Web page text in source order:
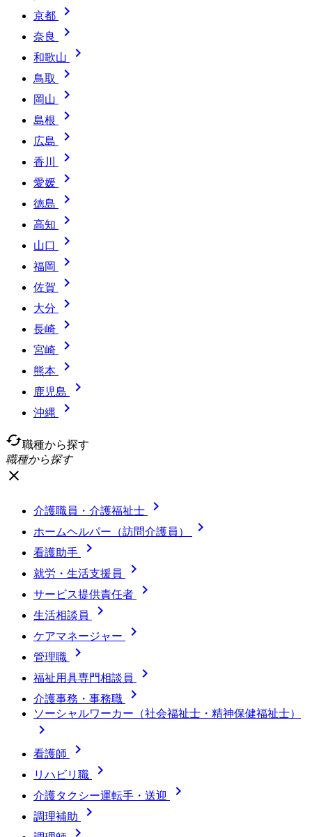
京都

奈良 
和歌山 
鳥取 
岡山 
島根 
広島 
香川 
愛媛 
徳島 
高知 
山口 
福岡 
佐賀 
大分 
長崎 
宮崎 
熊本 
鹿児島 
沖縄

cached職種から探す
職種から探す
close
介護職員・介護福祉士 
ホームヘルパー（訪問介護員） 
看護助手 
就労・生活支援員 
サービス提供責任者 
生活相談員 
ケアマネージャー 
管理職 
福祉用具専門相談員 
介護事務・事務職 
ソーシャルワーカー（社会福祉士・精神保健福祉士）

看護師 
リハビリ職 
介護タクシー運転手・送迎 
調理補助 
